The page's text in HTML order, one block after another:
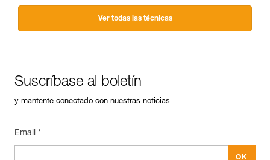
Ver todas las técnicas
Suscríbase al boletín
y mantente conectado con nuestras noticias
Email *